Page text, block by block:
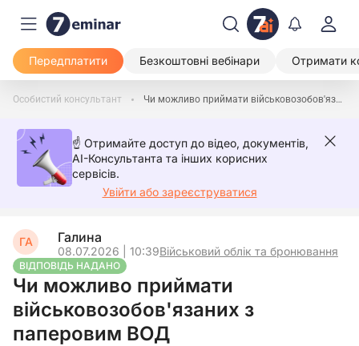
Передплатити Безкоштовні вебінари Отримати
Особистий консультант Чи можливо приймати військовозобов'язаних з паперовим ВОД
☝️ Отримайте доступ до відео, документів,
AI-Консультанта та інших корисних
сервісів.
Увійти або зареєструватися
ГА Галина
08.07.2026 | 10:39Військовий облік та бронювання
ВІДПОВІДЬ НАДАНО
Чи можливо приймати
військовозобов'язаних з
паперовим ВОД